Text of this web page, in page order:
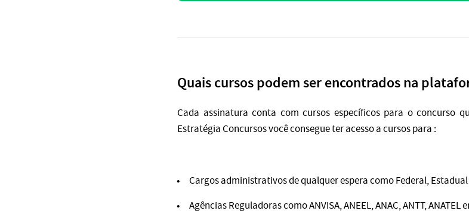
Quais cursos podem ser encontrados na
Cada assinatura conta com cursos específicos para o concurso
Estratégia Concursos você consegue ter acesso a cursos para :
Cargos administrativos de qualquer espera como Federal,
Agências Reguladoras como ANVISA, ANEEL, ANAC, ANTT, ANATEL